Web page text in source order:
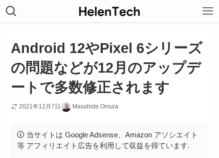
Android 12やPixel 6シリーズ
の問題などが12月のアップデ
ートで多数修正されます
2021年12月7日 Masahide Omura
当サイトは Google Adsense、Amazon アソシエイト
等 アフィリエイト広告を利用して収益を得ています.